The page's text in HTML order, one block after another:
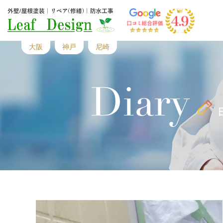
大阪 神戸 尼崎
Diary